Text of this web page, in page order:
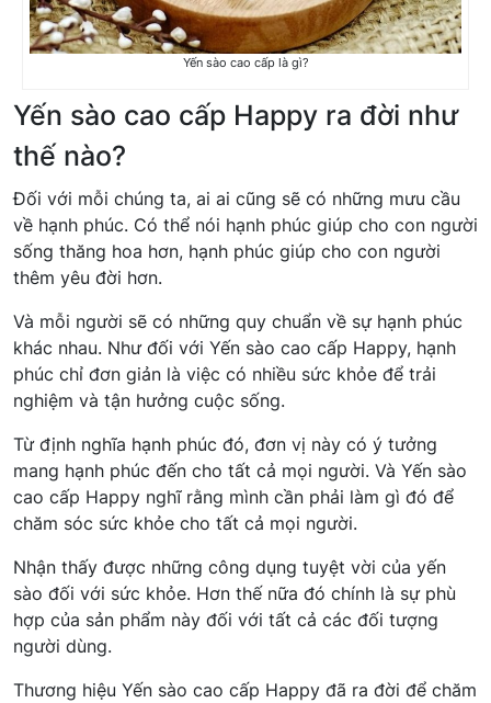
Yến sào cao cấp là gì?
Yến sào cao cấp Happy ra đời như
thế nào?
Đối với mỗi chúng ta, ai ai cũng sẽ có những mưu cầu
về hạnh phúc. Có thể nói hạnh phúc giúp cho con người
sống thăng hoa hơn, hạnh phúc giúp cho con người
thêm yêu đời hơn.
Và mỗi người sẽ có những quy chuẩn về sự hạnh phúc
khác nhau. Như đối với Yến sào cao cấp Happy, hạnh
phúc chỉ đơn giản là việc có nhiều sức khỏe để trải
nghiệm và tận hưởng cuộc sống.
Từ định nghĩa hạnh phúc đó, đơn vị này có ý tưởng
mang hạnh phúc đến cho tất cả mọi người. Và Yến sào
cao cấp Happy nghĩ rằng mình cần phải làm gì đó để
chăm sóc sức khỏe cho tất cả mọi người.
Nhận thấy được những công dụng tuyệt vời của yến
sào đối với sức khỏe. Hơn thế nữa đó chính là sự phù
hợp của sản phẩm này đối với tất cả các đối tượng
người dùng.
Thương hiệu Yến sào cao cấp Happy đã ra đời để chăm